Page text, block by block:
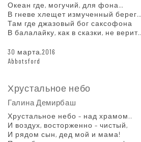
Океан где, могучий, для фона…
В гневе хлещет измученный берег…
Там где джазовый бог саксофона
В балалайку, как в сказки, не
30 марта,2016
Abbotsford
Хрустальное небо
Галина Демирбаш
Хрустальное небо – над храмом..
И воздух, восторженно – чистый,
И рядом сын, дед мой и мама!